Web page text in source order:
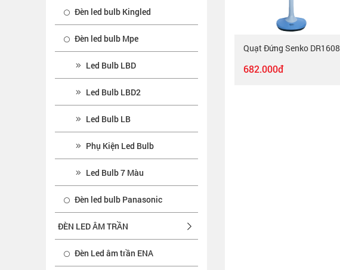
Đèn led bulb Kingled
Đèn led bulb Mpe
Led Bulb LBD
Led Bulb LBD2
Led Bulb LB
Phụ Kiện Led Bulb
Led Bulb 7 Màu
Đèn led bulb Panasonic
ĐÈN LED ÂM TRẦN
Đèn Led âm trần ENA
Quạt Đứng Senko DR1608
682.000đ